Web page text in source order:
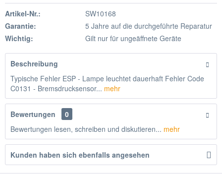
Artikel-Nr.:
SW10168
Garantie:
5 Jahre auf die durchgeführte Reparatur
Wichtig:
Gilt nur für ungeäffnete Geräte
Beschreibung
Typische Fehler ESP - Lampe leuchtet dauerhaft Fehler Code
C0131 - Bremsdrucksensor... mehr
Bewertungen
0
Bewertungen lesen, schreiben und diskutieren... mehr
Kunden haben sich ebenfalls angesehen